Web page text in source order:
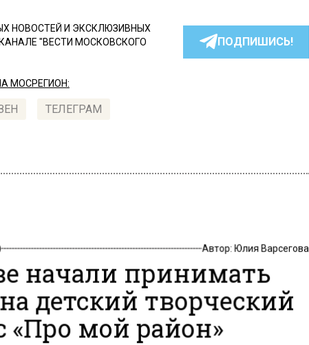
НОВОСТЕЙ И ЭКСКЛЮЗИВНЫХ
"ВЕСТИ МОСКОВСКОГО
ПОДПИШИСЬ!
МОСРЕГИОН:
ТЕЛЕГРАМ
Автор:Юлия Варсегова
начали принимать
детский творческий
«Про мой район»